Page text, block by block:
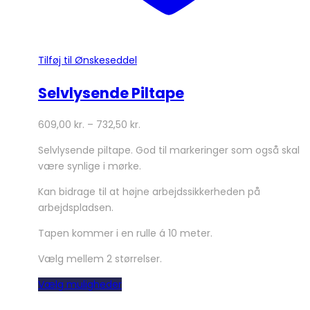
Tilføj til Ønskeseddel
Selvlysende Piltape
609,00 kr. – 732,50 kr.
Selvlysende piltape. God til markeringer som også skal
være synlige i mørke.
Kan bidrage til at højne arbejdssikkerheden på
arbejdspladsen.
Tapen kommer i en rulle á 10 meter.
Vælg mellem 2 størrelser.
Vælg mulighederDette